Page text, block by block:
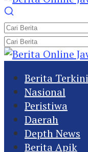
Berita Terkini
Nasional
Peristiwa
Daerah
Depth News
Berita Apik